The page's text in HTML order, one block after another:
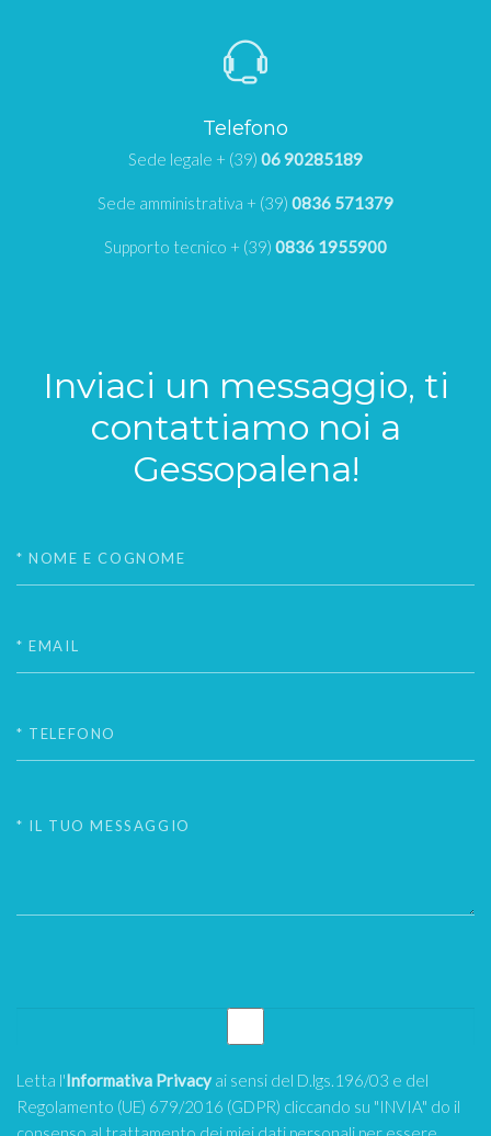
Telefono
Sede legale + (39) 06 90285189
Sede amministrativa + (39) 0836 571379
Supporto tecnico + (39) 0836 1955900
Inviaci un messaggio, ti
contattiamo noi a
Gessopalena!
Letta l'Informativa Privacyai sensi del D.lgs.196/03 e del
Regolamento (UE) 679/2016 (GDPR) cliccando su "INVIA" do il